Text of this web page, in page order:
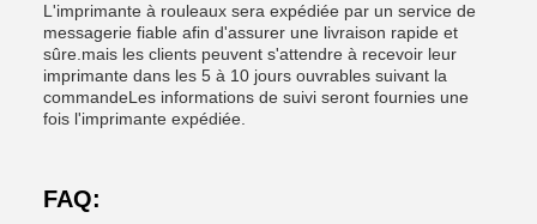
L'imprimante à rouleaux sera expédiée par un service de
messagerie fiable afin d'assurer une livraison rapide et
sûre.mais les clients peuvent s'attendre à recevoir leur
imprimante dans les 5 à 10 jours ouvrables suivant la
commandeLes informations de suivi seront fournies une
fois l'imprimante expédiée.
FAQ: